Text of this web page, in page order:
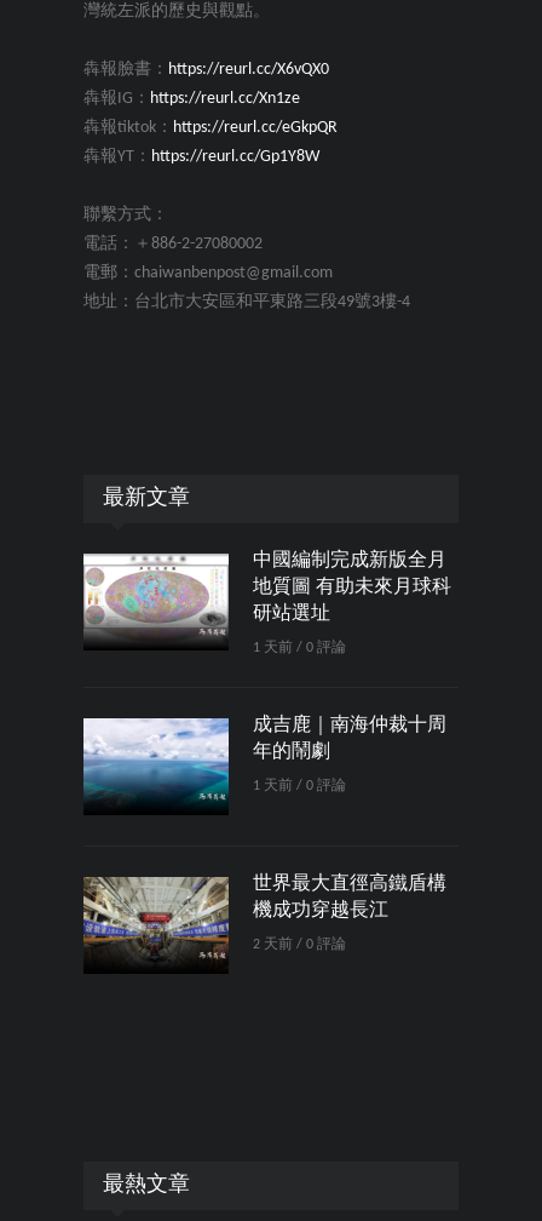
灣統左派的歷史與觀點。
犇報臉書： https://reurl.cc/X6vQX0
犇報IG： https://reurl.cc/Xn1ze
犇報tiktok： https://reurl.cc/eGkpQR
犇報YT： https://reurl.cc/Gp1Y8W
聯繫方式：
電話：＋886-2-27080002
電郵：chaiwanbenpost@gmail.com
地址：台北市大安區和平東路三段49號3樓-4
最新文章
中國編制完成新版全月
地質圖 有助未來月球科
研站選址
1 天前 / 0 評論
成吉鹿｜南海仲裁十周
年的鬧劇
1 天前 / 0 評論
世界最大直徑高鐵盾構
機成功穿越長江
2 天前 / 0 評論
最熱文章